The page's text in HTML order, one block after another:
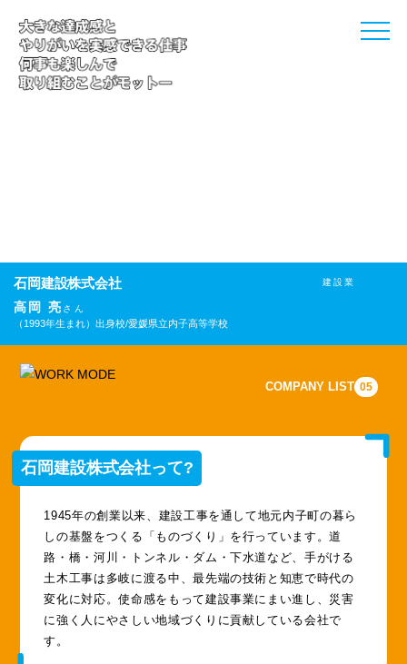
toggle
建設業
石岡建設株式会社
高岡 亮 さん
（1993年生まれ） 出身校/愛媛県立内子高等学校
COMPANY LIST 05
石岡建設株式会社って?
1945年の創業以来、建設工事を通して地元内子町の暮ら
しの基盤をつくる「ものづくり」を行っています。道
路・橋・河川・トンネル・ダム・下水道など、手がける
土木工事は多岐に渡る中、最先端の技術と知恵で時代の
変化に対応。使命感をもって建設事業にまい進し、災害
に強く人にやさしい地域づくりに貢献している会社で
す。